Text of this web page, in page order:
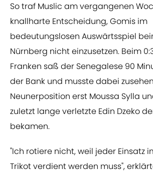
So traf Muslic am vergangenen
knallharte Entscheidung, Gomis im
bedeutungslosen Auswärtsspiel
Nürnberg nicht einzusetzen. Beim
Franken saß der Senegalese 90
der Bank und musste dabei
Neunerposition erst Moussa Sylla
zuletzt lange verletzte Edin Dzeko
bekamen.
"Ich rotiere nicht, weil jeder Einsatz
Trikot verdient werden muss",